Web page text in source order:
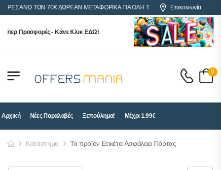
ΑΝΩ ΤΩΝ 70€ ΔΩΡΕΑΝ ΜΕΤΑΦΟΡΙΚΑ ΓΙΑ ΟΛΗ ΤΗΝ ΕΛΛΑΔΑΕπικοινωνία
Προσφορές - Κάνε Κλικ ΕΔΩ!
0
Αρχική Νέες Παραλαβές Ξεπούλημα! Μέχρι 1.99€
Κατάστημα Το προϊόν Ετικέτα Ασφάλεια Πόρτας